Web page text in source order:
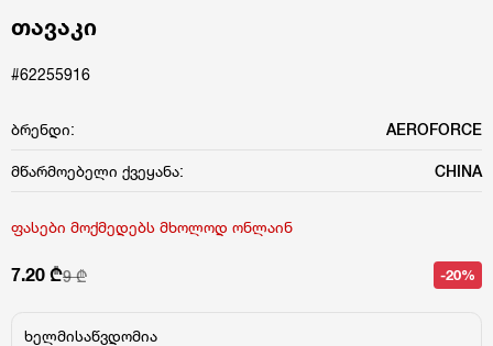
თავაკი
#62255916
ბრენდი: AEROFORCE
მწარმოებელი ქვეყანა: CHINA
ფასები მოქმედებს მხოლოდ ონლაინ
7.20 ₾9 ₾ -20%
ხელმისაწვდომია